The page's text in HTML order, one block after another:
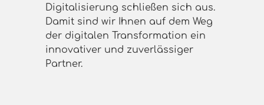
Digitalisierung schließen sich aus.
Damit sind wir Ihnen auf dem Weg
der digitalen Transformation ein
innovativer und zuverlässiger
Partner.